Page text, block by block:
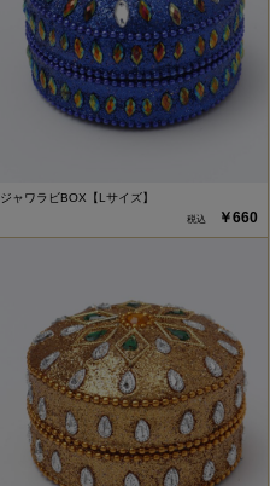
ジャワラビBOX【Lサイズ】
￥660